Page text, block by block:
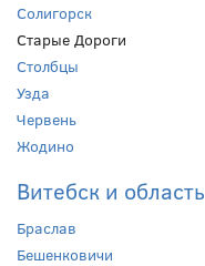
Солигорск
Старые Дороги
Столбцы
Узда
Червень
Жодино
Витебск и область
Браслав
Бешенковичи